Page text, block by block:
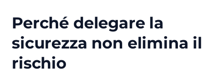
Perché delegare la
sicurezza non elimina il
rischio